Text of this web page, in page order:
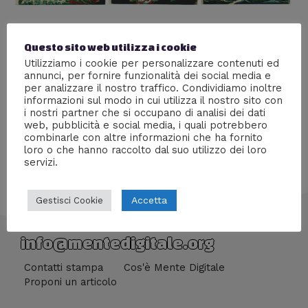
Lascia un commento /Culture/ DiGiacomo Brasini
Il mito di Susanoo no Mikoto: il dio della tempesta dello
shintoismo.
info@mentedigitale.org
Contatti stampa
Cos'è Mente Digitale
Proponi un articolo
Questo sito web utilizza i cookie
Utilizziamo i cookie per personalizzare contenuti ed
annunci, per fornire funzionalità dei social media e
per analizzare il nostro traffico. Condividiamo inoltre
informazioni sul modo in cui utilizza il nostro sito con
i nostri partner che si occupano di analisi dei dati
web, pubblicità e social media, i quali potrebbero
combinarle con altre informazioni che ha fornito
loro o che hanno raccolto dal suo utilizzo dei loro
servizi.
Gestisci Cookie Accetta